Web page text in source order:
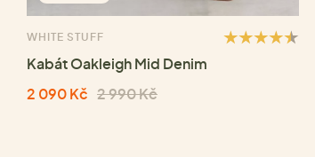
WHITE STUFF
Kabát Oakleigh Mid Denim
2 090 Kč 2 990 Kč